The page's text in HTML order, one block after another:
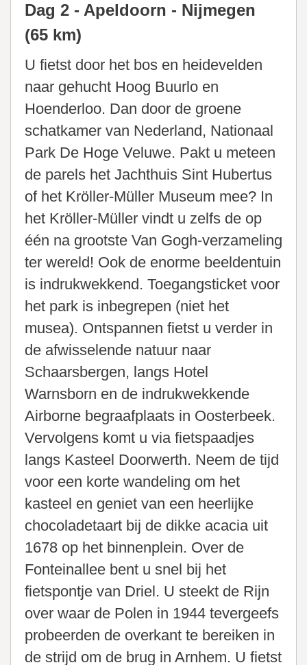
Dag 2 - Apeldoorn - Nijmegen
(65 km)
U fietst door het bos en heidevelden
naar gehucht Hoog Buurlo en
Hoenderloo. Dan door de groene
schatkamer van Nederland, Nationaal
Park De Hoge Veluwe. Pakt u meteen
de parels het Jachthuis Sint Hubertus
of het Kröller-Müller Museum mee? In
het Kröller-Müller vindt u zelfs de op
één na grootste Van Gogh-verzameling
ter wereld! Ook de enorme beeldentuin
is indrukwekkend. Toegangsticket voor
het park is inbegrepen (niet het
musea). Ontspannen fietst u verder in
de afwisselende natuur naar
Schaarsbergen, langs Hotel
Warnsborn en de indrukwekkende
Airborne begraafplaats in Oosterbeek.
Vervolgens komt u via fietspaadjes
langs Kasteel Doorwerth. Neem de tijd
voor een korte wandeling om het
kasteel en geniet van een heerlijke
chocoladetaart bij de dikke acacia uit
1678 op het binnenplein. Over de
Fonteinallee bent u snel bij het
fietspontje van Driel. U steekt de Rijn
over waar de Polen in 1944 tevergeefs
probeerden de overkant te bereiken in
de strijd om de brug in Arnhem. U fietst